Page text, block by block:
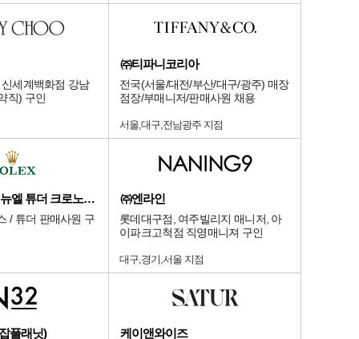
세계백화점 강남
직) 구인
㈜티파니코리아
전국(서울/대전/부산/대구/광주) 매장
점장/부매니저/판매사원 채용
서울,대구,전남광주 지점
롯데 본점 에비뉴엘 튜더 크로노다임
/ 튜더 판매사원 구
㈜엔라인
롯데대구점, 여주빌리지 매니저, 아
이파크고척점 직영매니져 구인
대구,경기,서울 지점
플래닛) 케이앤와이즈